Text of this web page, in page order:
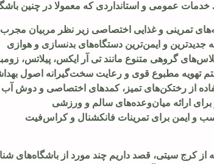
خدمات عمومی و استانداردی که معمولا در چنین
تمرینی و غذایی اختصاصی زیر نظر مربیان مجرب
و ایمن‌ترین دستگاه‌های بدنسازی و هوازی
گروهی متنوع مانند تی آر ایکس، پیلاتس،
تهویه مطبوع قوی و رعایت سخت‌گیرانه اصول
از رختکن‌های تمیز، کمدهای اختصاصی و دوش
برای ارائه میان‌وعده‌های سالم و ورزشی
و ایمن برای تمرینات فانکشنال و کراس‌فیت
از کرج سیتی، قصد داریم چند مورد از باشگاه‌های